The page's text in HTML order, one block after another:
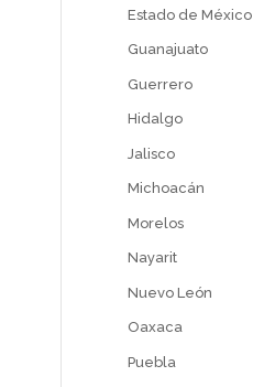
Estado de México
Guanajuato
Guerrero
Hidalgo
Jalisco
Michoacán
Morelos
Nayarit
Nuevo León
Oaxaca
Puebla